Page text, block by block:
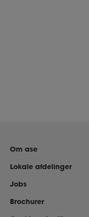
Om ase
Lokale afdelinger
Jobs
Brochurer